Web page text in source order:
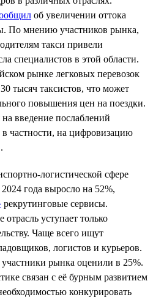
об увеличении оттока
По мнению участников рынка,
такси привели
специалистов в этой области.
рынке легковых перевозок
тысяч таксистов, что может
повышения цен на поездки.
введение послаблений
в частности, на цифровизацию
логистической сфере
года выросло на 52%,
рекрутинговые сервисы.
уступает только
Чаще всего ищут
логистов и курьеров.
рынка оценили в 25%.
связан с её бурным развитием
конкурировать